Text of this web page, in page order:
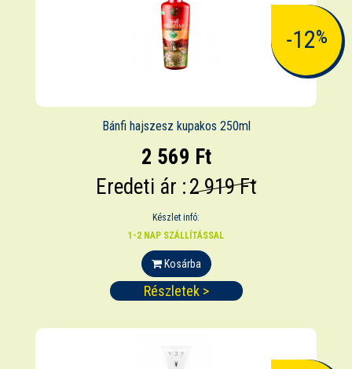
-12%
Bánfi hajszesz kupakos 250ml
2 569 Ft
Eredeti ár :2 919 Ft
Készlet infó:
1-2 NAP SZÁLLÍTÁSSAL
Kosárba
Részletek >